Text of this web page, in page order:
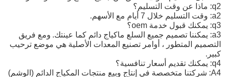
q2: ماذا عن وقت التسليم؟
a2: وقت التسليم خلال 7 أيام مع الأسهم.
q3: يمكنك قبول خدمة oem؟
a3: يمكننا تصميم جميع السلع ماكياج دائم كما عينتك.
ومع فريق
التصميم المتطور ، أوامر تصنيع المعدات الأصلية هي موضع ترحيب
كبير.
q4: يمكنك تقديم أسعار تنافسية؟
A4: شركتنا متخصصة في إنتاج وبيع منتجات المكياج الدائم (الوشم)